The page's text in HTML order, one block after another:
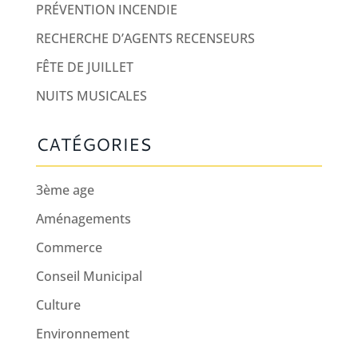
PRÉVENTION INCENDIE
RECHERCHE D’AGENTS RECENSEURS
FÊTE DE JUILLET
NUITS MUSICALES
CATÉGORIES
3ème age
Aménagements
Commerce
Conseil Municipal
Culture
Environnement